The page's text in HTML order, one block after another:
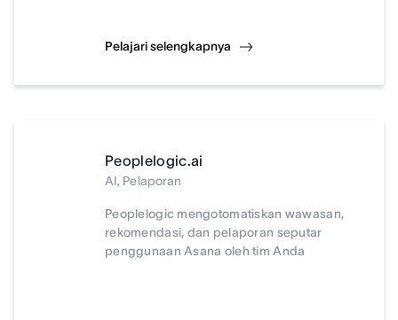
Pelajari selengkapnya
Peoplelogic.ai
AI, Pelaporan
Peoplelogic mengotomatiskan wawasan,
rekomendasi, dan pelaporan seputar
penggunaan Asana oleh tim Anda